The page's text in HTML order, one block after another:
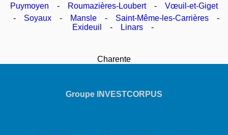
Puymoyen - Roumazières-Loubert- Vœuil-et-Giget
- Soyaux- Mansle- Saint-Même-les-Carrières-
Exideuil
- Linars -
Charente
Groupe INVESTCORPUS